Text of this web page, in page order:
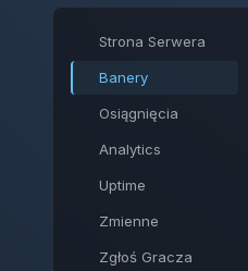
Strona Serwera
Banery
Osiągnięcia
Analytics
Uptime
Zmienne
Zgłoś Gracza